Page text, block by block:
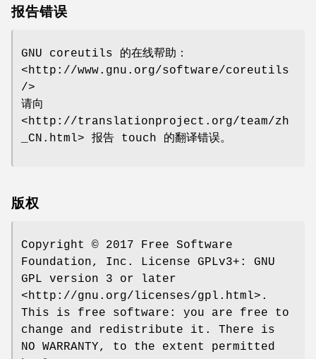
报告错误
GNU coreutils 的在线帮助：
<http://www.gnu.org/software/coreutils
/>
请向
<http://translationproject.org/team/zh
_CN.html> 报告 touch 的翻译错误。
版权
Copyright © 2017 Free Software
Foundation, Inc. License GPLv3+: GNU
GPL version 3 or later
<http://gnu.org/licenses/gpl.html>.
This is free software: you are free to
change and redistribute it. There is
NO WARRANTY, to the extent permitted